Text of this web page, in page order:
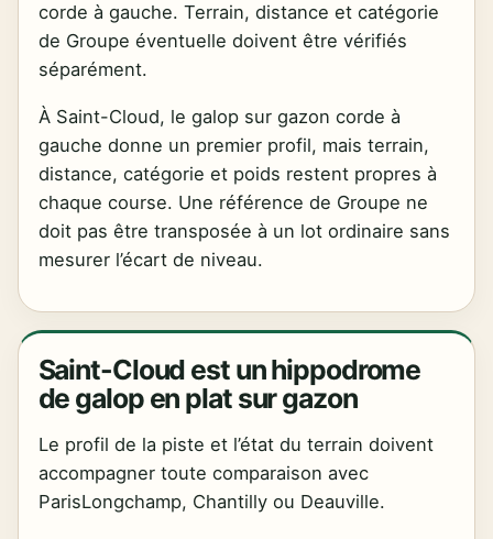
corde à gauche. Terrain, distance et catégorie
de Groupe éventuelle doivent être vérifiés
séparément.
À Saint-Cloud, le galop sur gazon corde à
gauche donne un premier profil, mais terrain,
distance, catégorie et poids restent propres à
chaque course. Une référence de Groupe ne
doit pas être transposée à un lot ordinaire sans
mesurer l’écart de niveau.
Saint-Cloud est un hippodrome
de galop en plat sur gazon
Le profil de la piste et l’état du terrain doivent
accompagner toute comparaison avec
ParisLongchamp, Chantilly ou Deauville.